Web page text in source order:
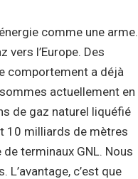
comme une arme.
l’Europe. Des
comportement a déjà
actuellement en
de gaz naturel liquéfié
10 milliards de mètres
terminaux GNL. Nous
c’est que